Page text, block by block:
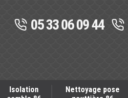
05 33 06 09 44
Isolation
Nettoyage pose